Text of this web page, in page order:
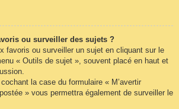
ou surveiller des sujets ?
favoris ou surveiller un sujet en cliquant sur le
« Outils de sujet », souvent placé en haut et
la case du formulaire « M’avertir
» vous permettra également de surveiller le